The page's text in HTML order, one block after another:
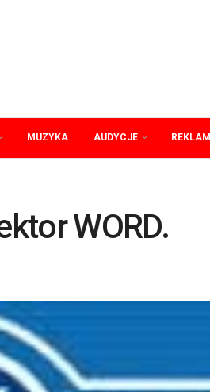
MUZYKA AUDYCJE
WORD.